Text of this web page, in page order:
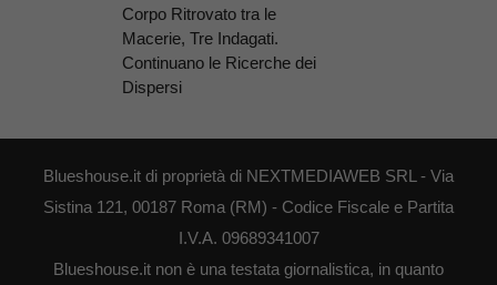
Corpo Ritrovato tra le
Macerie, Tre Indagati.
Continuano le Ricerche dei
Dispersi
Blueshouse.it di proprietà di NEXTMEDIAWEB SRL - Via
Sistina 121, 00187 Roma (RM) - Codice Fiscale e Partita
I.V.A. 09689341007
Blueshouse.it non è una testata giornalistica, in quanto